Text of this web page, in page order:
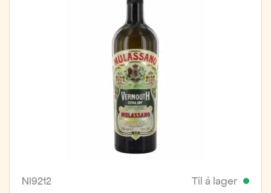
NI9212 Til á lager